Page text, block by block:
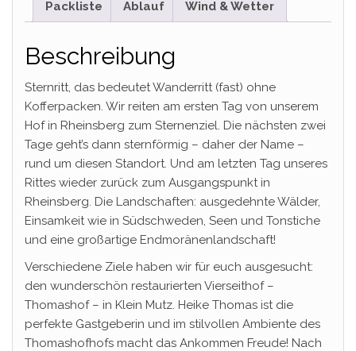
Packliste Ablauf Wind & Wetter
Beschreibung
Sternritt, das bedeutet Wanderritt (fast) ohne
Kofferpacken. Wir reiten am ersten Tag von unserem
Hof in Rheinsberg zum Sternenziel. Die nächsten zwei
Tage geht’s dann sternförmig – daher der Name –
rund um diesen Standort. Und am letzten Tag unseres
Rittes wieder zurück zum Ausgangspunkt in
Rheinsberg. Die Landschaften: ausgedehnte Wälder,
Einsamkeit wie in Südschweden, Seen und Tonstiche
und eine großartige Endmoränenlandschaft!
Verschiedene Ziele haben wir für euch ausgesucht:
den wunderschön restaurierten Vierseithof –
Thomashof – in Klein Mutz. Heike Thomas ist die
perfekte Gastgeberin und im stilvollen Ambiente des
Thomashofhofs macht das Ankommen Freude! Nach